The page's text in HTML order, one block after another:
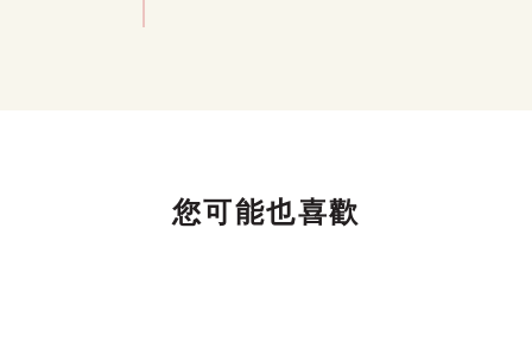
您可能也喜歡